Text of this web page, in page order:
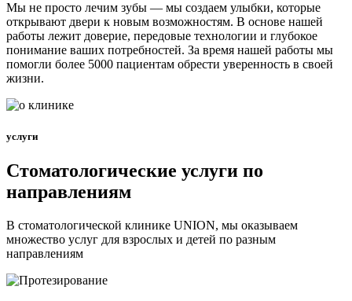
Мы не просто лечим зубы — мы создаем улыбки, которые
открывают двери к новым возможностям. В основе нашей
работы лежит доверие, передовые технологии и глубокое
понимание ваших потребностей. За время нашей работы мы
помогли более 5000 пациентам обрести уверенность в своей
жизни.
услуги
Стоматологические услуги по
направлениям
В стоматологической клинике UNION, мы оказываем
множество услуг для взрослых и детей по разным
направлениям